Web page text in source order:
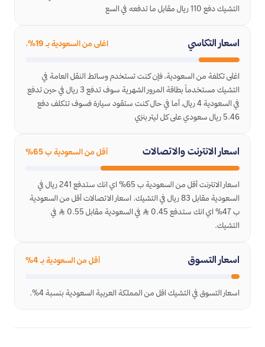
التشيك دفع 110 ريال مقابل ما تدفعه في السع
اسعار التكاسي اغلى من السعودية بـ 19%.
اغلى تكلفة من السعودية، فإن كنت تستخدم وسائط النقل العامة في
التشيك مستخدماً بطاقة المرور الشهرية سوف تدفع 3 ريال في حين تدفع
في السعودية 4 ريال، أما في حال كنت ستقود سيارة فسوف تتكلف دفع
5.46 ريال سعودي على كل ليتر بنزي
اسعار الانترنت والاتصالات أقل من السعودية ب 65%
اسعار الانترنت أقل من السعودية ب 65% اي انك ستدفع 241 ريال في
السعودية مقابل 83 ريال في التشيك. اسعار الاتصالات أقل من السعودية
ب 47% اي انك ستدفع 0.45 ﷼ في السعودية مقابل 0.55 ﷼ في
التشيك.
اسعار التسوق أقل من السعودية بـ 4%
اسعار التسوق في التشيك اقل من المملكة العربية السعودية بنسبة 4%.